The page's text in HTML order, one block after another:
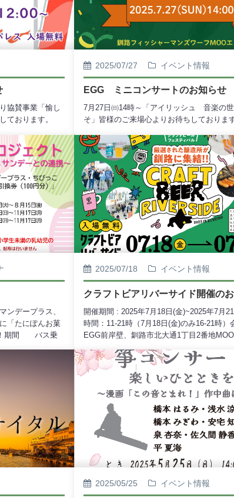
協賛事業「愉し
ております。
2025/07/27 イベント情報
EGG ミニコンサートのお知らせ
7月27日㈰14時～「アイリッシュ 音楽の世
そ」皆様のご来場心よりお待ちしております
ンデープラス、
「たにぽんお菓
！期間 バス乗
期間
同伴の小学生未
スに乗車した
の配布となり
詳細は、下記の
様のご来場、心
2025/07/18 イベント情報
クラフトビアリバーサイド開催の
開催期間 : 2025年7月18日(金)~2025年7月
時間：11-21時（7月18日(金)のみ16-21時）
EGG前岸壁、釧路市北大通1丁目2番地
フトビールセミナー： 2025年7月18日(金
日(日) 11時より30分間主催：クラフトビア
ド実行委員会入場料：無料（前売り券の販
せん）
2025/05/25 イベント情報